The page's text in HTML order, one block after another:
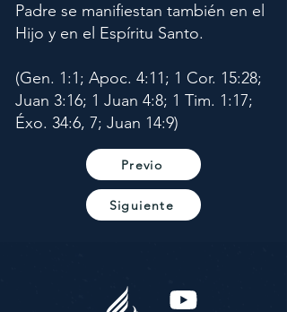
Padre se manifiestan también en el
Hijo y en el Espíritu Santo.
(Gen. 1:1; Apoc. 4:11; 1 Cor. 15:28;
Juan 3:16; 1 Juan 4:8; 1 Tim. 1:17;
Éxo. 34:6, 7; Juan 14:9)
Previo
Siguiente